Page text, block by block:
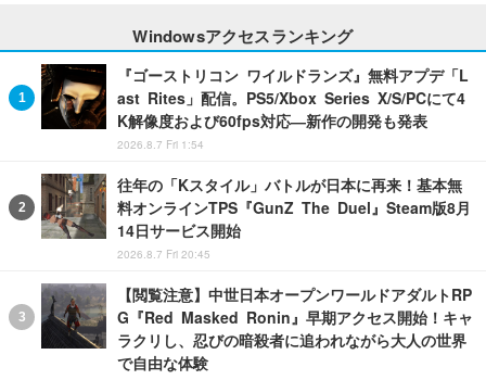
Windowsアクセスランキング
『ゴーストリコン ワイルドランズ』無料アプデ「L
ast Rites」配信。PS5/Xbox Series X/S/PCにて4
K解像度および60fps対応―新作の開発も発表
2026.8.7 Fri 1:54
往年の「Kスタイル」バトルが日本に再来！基本無
料オンラインTPS『GunZ The Duel』Steam版8月
14日サービス開始
2026.8.7 Fri 20:45
【閲覧注意】中世日本オープンワールドアダルトRP
G『Red Masked Ronin』早期アクセス開始！キャ
ラクリし、忍びの暗殺者に追われながら大人の世界
で自由な体験